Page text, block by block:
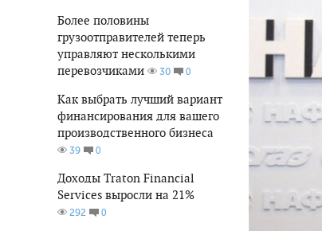
Более половины
грузоотправителей теперь
управляют несколькими
перевозчиками
30 0
Как выбрать лучший вариант
финансирования для вашего
производственного бизнеса
39 0
Доходы Traton Financial
Services выросли на 21%
292 0